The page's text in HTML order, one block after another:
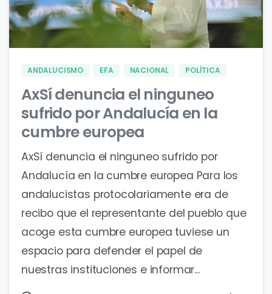
0 0
ANDALUCISMO EFA NACIONAL POLÍTICA
AxSí denuncia el ninguneo
sufrido por Andalucía en la
cumbre europea
AxSí denuncia el ninguneo sufrido por
Andalucía en la cumbre europea Para los
andalucistas protocolariamente era de
recibo que el representante del pueblo que
acoge esta cumbre europea tuviese un
espacio para defender el papel de
nuestras instituciones e informar...